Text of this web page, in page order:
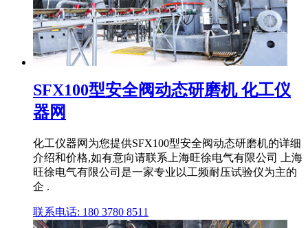
SFX100型安全阀动态研磨机 化工仪
器网
化工仪器网为您提供SFX100型安全阀动态研磨机的详细
介绍和价格,如有意向请联系上海旺徐电气有限公司 上海
旺徐电气有限公司是一家专业以工频耐压试验仪为主的
企 .
联系电话: 180 3780 8511